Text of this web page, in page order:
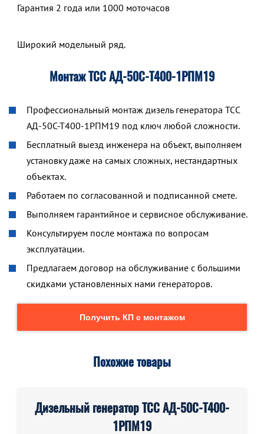
Гарантия 2 года или 1000 моточасов
Широкий модельный ряд.
Монтаж ТСС АД-50С-Т400-1РПМ19
Профессиональный монтаж дизель генератора ТСС
АД-50С-Т400-1РПМ19 под ключ любой сложности.
Бесплатный выезд инженера на объект, выполняем
установку даже на самых сложных, нестандартных
объектах.
Работаем по согласованной и подписанной смете.
Выполняем гарантийное и сервисное обслуживание.
Консультируем после монтажа по вопросам
эксплуатации.
Предлагаем договор на обслуживание с большими
скидками установленных нами генераторов.
Получить КП с монтажом
Похожие товары
Дизельный генератор ТСС АД-50С-Т400-
1РПМ19